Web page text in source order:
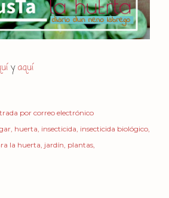
yaquí
por correo electrónico
huerta insecticida insecticida biológico
la huerta jardín plantas